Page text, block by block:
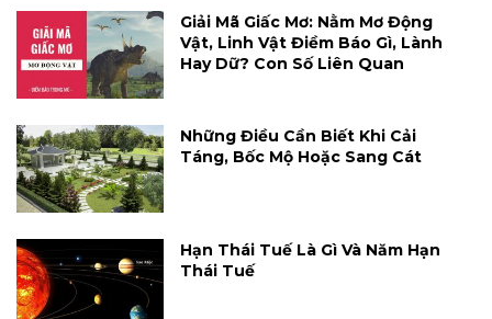
Giải Mã Giấc Mơ: Nằm Mơ Động
Vật, Linh Vật Điềm Báo Gì, Lành
Hay Dữ? Con Số Liên Quan
Những Điều Cần Biết Khi Cải
Táng, Bốc Mộ Hoặc Sang Cát
Hạn Thái Tuế Là Gì Và Năm Hạn
Thái Tuế